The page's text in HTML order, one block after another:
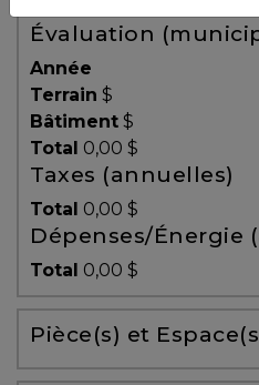
Témoignages
Blogue
ACHAT
Alerte
immobilière
Avec
un
Évaluation
Année
Terrain $
Bâtiment $
Total 0,00 $
Taxes (annuelles)
Total 0,00 $
Dépenses/Énergie
Total 0,00 $
Pièce(s) et